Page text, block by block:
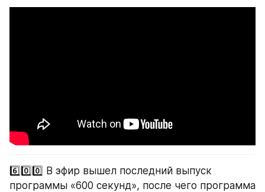
6️⃣0️⃣0️⃣ В эфир вышел последний выпуск
программы «600 секунд», после чего программа